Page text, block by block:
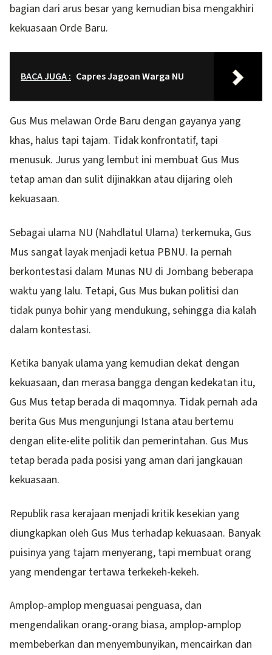
bagian dari arus besar yang kemudian bisa mengakhiri
kekuasaan Orde Baru.
BACA JUGA : Capres Jagoan Warga NU
Gus Mus melawan Orde Baru dengan gayanya yang
khas, halus tapi tajam. Tidak konfrontatif, tapi
menusuk. Jurus yang lembut ini membuat Gus Mus
tetap aman dan sulit dijinakkan atau dijaring oleh
kekuasaan.
Sebagai ulama NU (Nahdlatul Ulama) terkemuka, Gus
Mus sangat layak menjadi ketua PBNU. Ia pernah
berkontestasi dalam Munas NU di Jombang beberapa
waktu yang lalu. Tetapi, Gus Mus bukan politisi dan
tidak punya bohir yang mendukung, sehingga dia kalah
dalam kontestasi.
Ketika banyak ulama yang kemudian dekat dengan
kekuasaan, dan merasa bangga dengan kedekatan itu,
Gus Mus tetap berada di maqomnya. Tidak pernah ada
berita Gus Mus mengunjungi Istana atau bertemu
dengan elite-elite politik dan pemerintahan. Gus Mus
tetap berada pada posisi yang aman dari jangkauan
kekuasaan.
Republik rasa kerajaan menjadi kritik kesekian yang
diungkapkan oleh Gus Mus terhadap kekuasaan. Banyak
puisinya yang tajam menyerang, tapi membuat orang
yang mendengar tertawa terkekeh-kekeh.
Amplop-amplop menguasai penguasa, dan
mengendalikan orang-orang biasa, amplop-amplop
membeberkan dan menyembunyikan, mencairkan dan